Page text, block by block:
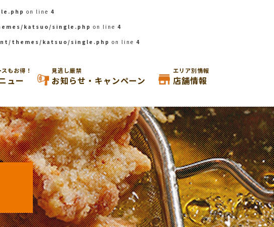
on line 4
katsuo/single.php on line 4
themes/katsuo/single.php on line 4
スもお得！
ュー
見逃し厳禁
お知らせ・キャンペーン
エリア別情報
店舗情報